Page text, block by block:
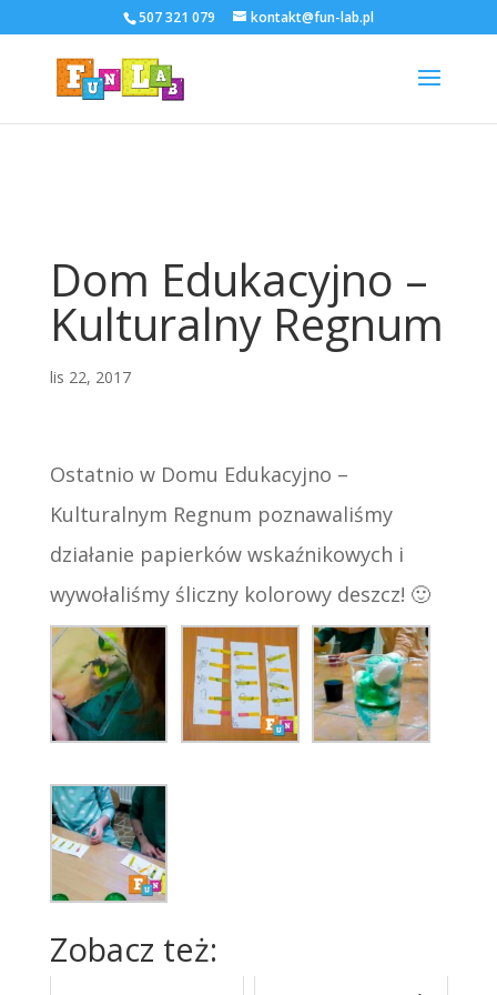
507 321 079 kontakt@fun-lab.pl
Dom Edukacyjno –
Kulturalny Regnum
lis 22, 2017
Ostatnio w Domu Edukacyjno –
Kulturalnym Regnum poznawaliśmy
działanie papierków wskaźnikowych i
wywołaliśmy śliczny kolorowy deszcz! 🙂
Zobacz też: